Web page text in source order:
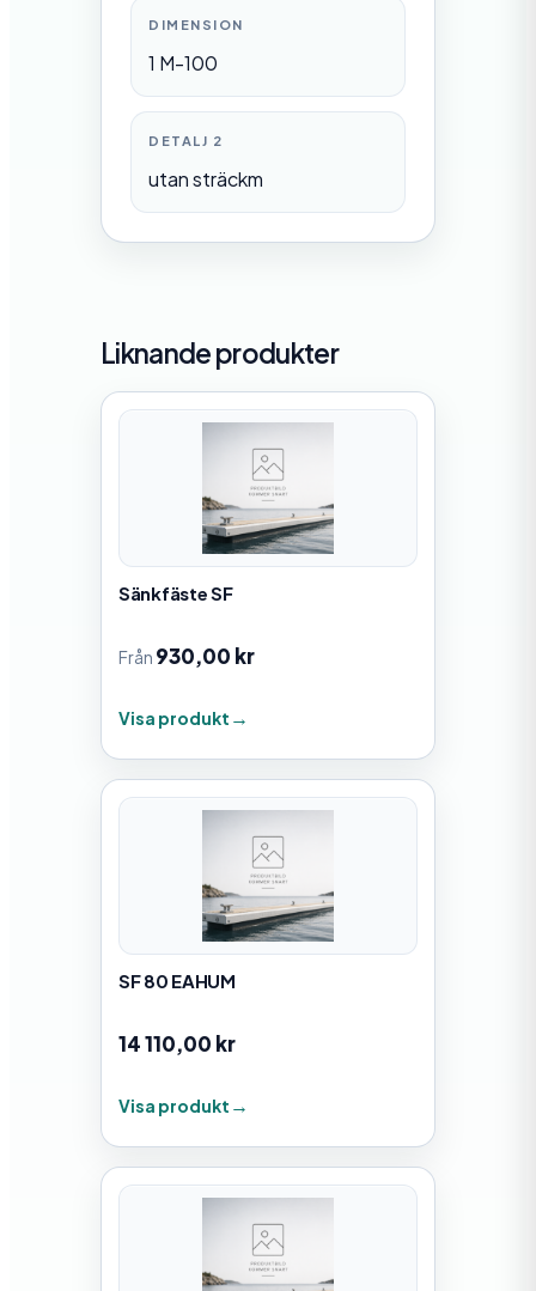
DIMENSION
1 M-100
DETALJ 2
utan sträckm
Liknande produkter
Sänkfäste SF
Från 930,00 kr
Visa produkt
SF 80 EAHUM
14 110,00 kr
Visa produkt